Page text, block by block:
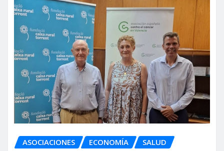
ASOCIACIONES ECONOMÍA SALUD